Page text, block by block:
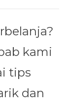
kami
tips
dan